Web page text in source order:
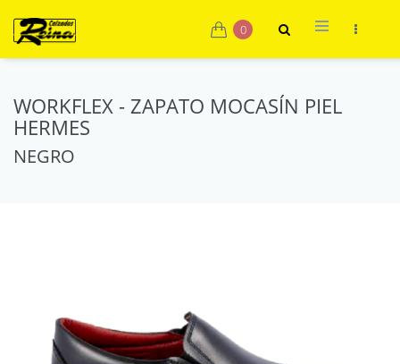
0
WORKFLEX - ZAPATO MOCASÍN PIEL
HERMES
NEGRO